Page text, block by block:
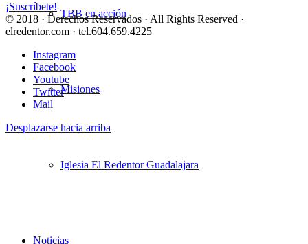
TBB en acción
Misiones
Iglesia El Redentor Guadalajara
Noticias
¡Suscríbete!
© 2018 · Derechos Reservados · All Rights Reserved ·
elredentor.com · tel.604.659.4225
Instagram
Facebook
Youtube
Twitter
Mail
Desplazarse hacia arriba